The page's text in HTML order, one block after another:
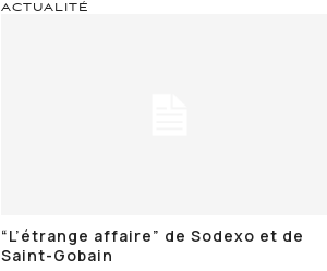
ACTUALITÉ
“L’étrange affaire” de Sodexo et de
Saint-Gobain